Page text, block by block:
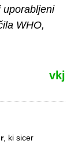
uporabljeni
WHO,
vkj
, ki sicer